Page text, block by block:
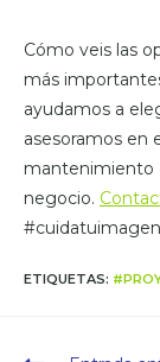
Cómo veis las
más
ayudamos a
asesoramos en
mantenimiento
negocio.
#cuidatuimagen
ETIQUETAS: